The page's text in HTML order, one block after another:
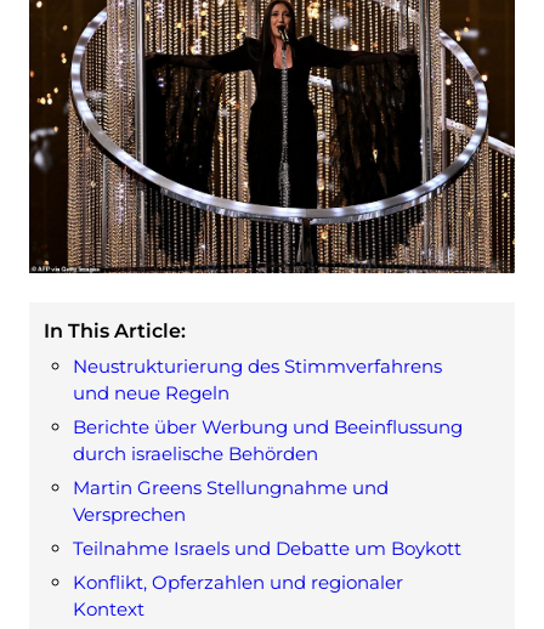
In This Article:
Neustrukturierung des Stimmverfahrens
und neue Regeln
Berichte über Werbung und Beeinflussung
durch israelische Behörden
Martin Greens Stellungnahme und
Versprechen
Teilnahme Israels und Debatte um Boykott
Konflikt, Opferzahlen und regionaler
Kontext